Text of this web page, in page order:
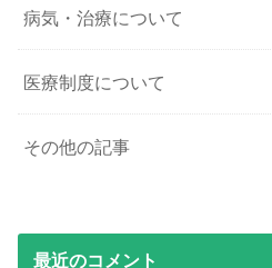
病気・治療について
医療制度について
その他の記事
最近のコメント